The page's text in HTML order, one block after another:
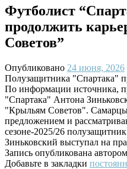
Футболист
продолжить
Советов”
Опубликовано 24 июня, 2026
Полузащитника "Спартака"
По информации источника,
"Спартака" Антона
"Крыльям Советов".
предложением и
сезоне-2025/26
Зиньковский выступал на
Запись опубликована автором
Добавьте в закладки